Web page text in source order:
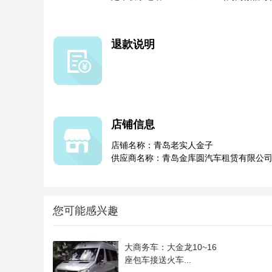
退款说明
店铺信息
店铺名称：青岛老实人金子
供应商名称：青岛金库圆汽车租赁有限公司
您可能感兴趣
大商务车：大金龙10~16
座包车接送火车...